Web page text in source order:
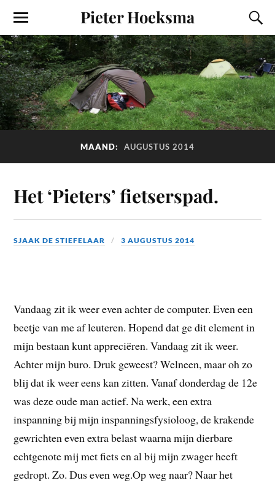
Pieter Hoeksma
MAAND: AUGUSTUS 2014
Het ‘Pieters’ fietserspad.
SJAAK DE STIEFELAAR 3 AUGUSTUS 2014
Vandaag zit ik weer even achter de computer. Even een
beetje van me af leuteren. Hopend dat ge dit element in
mijn bestaan kunt appreciëren. Vandaag zit ik weer.
Achter mijn buro. Druk geweest? Welneen, maar oh zo
blij dat ik weer eens kan zitten. Vanaf donderdag de 12e
was deze oude man actief. Na werk, een extra
inspanning bij mijn inspanningsfysioloog, de krakende
gewrichten even extra belast waarna mijn dierbare
echtgenote mij met fiets en al bij mijn zwager heeft
gedropt. Zo. Dus even weg.Op weg naar? Naar het